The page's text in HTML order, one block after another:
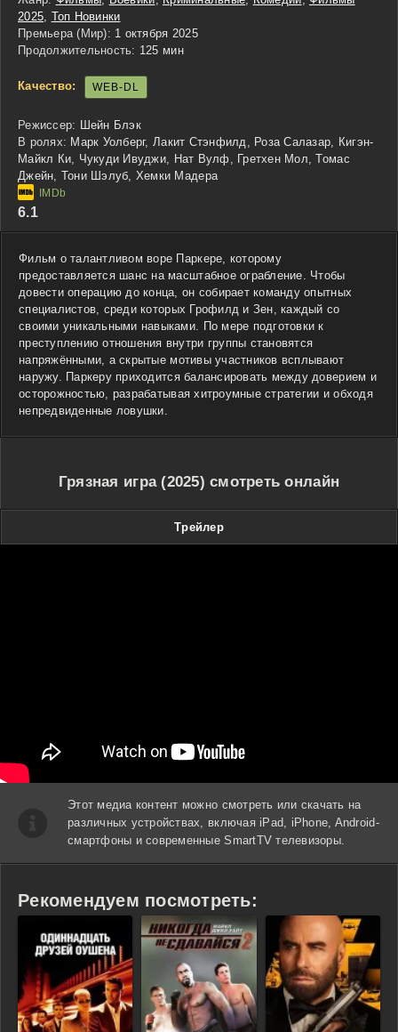
2025 Топ Новинки
Премьера (Мир): 1 октября 2025
Продолжительность: 125 мин
Качество: WEB-DL
Режиссер: Шейн Блэк
В ролях: Марк Уолберг, Лакит Стэнфилд, Роза Салазар, Кигэн-
Майкл Ки, Чукуди Ивуджи, Нат Вулф, Гретхен Мол, Томас
Джейн, Тони Шэлуб, Хемки Мадера
6.1
Фильм о талантливом воре Паркерe, которому
предоставляется шанс на масштабное ограбление. Чтобы
довести операцию до конца, он собирает команду опытных
специалистов, среди которых Грофилд и Зен, каждый со
своими уникальными навыками. По мере подготовки к
преступлению отношения внутри группы становятся
напряжёнными, а скрытые мотивы участников всплывают
наружу. Паркеру приходится балансировать между доверием и
осторожностью, разрабатывая хитроумные стратегии и обходя
непредвиденные ловушки.
Грязная игра (2025) смотреть онлайн
Трейлер
Этот медиа контент можно смотреть или скачать на
различных устройствах, включая iPad, iPhone, Android-
смартфоны и современные SmartTV телевизоры.
Рекомендуем посмотреть: